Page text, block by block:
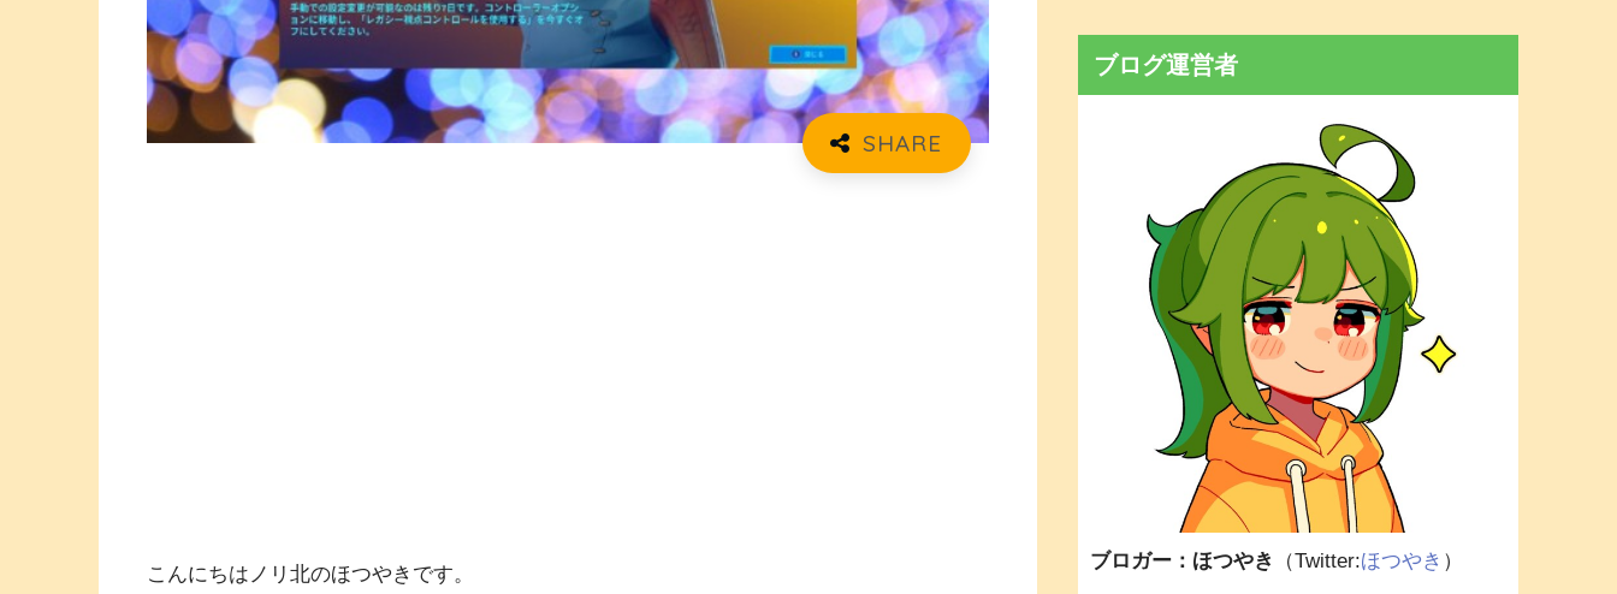
こんにちはノリ北のほつやきです。
ブログ運営者
ブロガー：ほつやき （Twitter:ほつやき ）